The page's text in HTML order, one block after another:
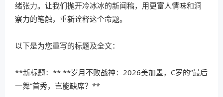
绪张力。让我们抛开冷冰冰的新闻稿，用更富人情味和洞
察力的笔触，重新诠释这个命题。
以下是为您重写的标题及全文：
**新标题：** **岁月不败战神：2026美加墨，C罗的“最后
一舞”首秀，岂能缺席？**